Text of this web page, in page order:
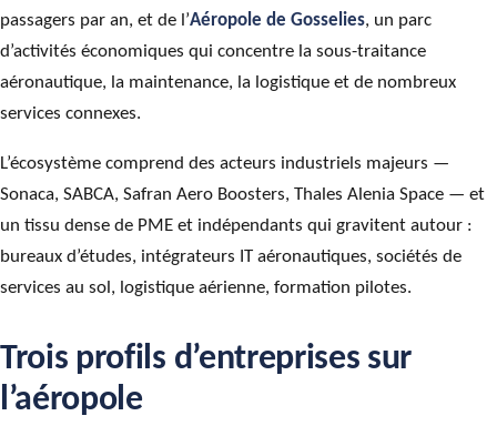
passagers par an, et de l’Aéropole de Gosselies, un parc
d’activités économiques qui concentre la sous-traitance
aéronautique, la maintenance, la logistique et de nombreux
services connexes.
L’écosystème comprend des acteurs industriels majeurs —
Sonaca, SABCA, Safran Aero Boosters, Thales Alenia Space — et
un tissu dense de PME et indépendants qui gravitent autour :
bureaux d’études, intégrateurs IT aéronautiques, sociétés de
services au sol, logistique aérienne, formation pilotes.
Trois profils d’entreprises sur
l’aéropole